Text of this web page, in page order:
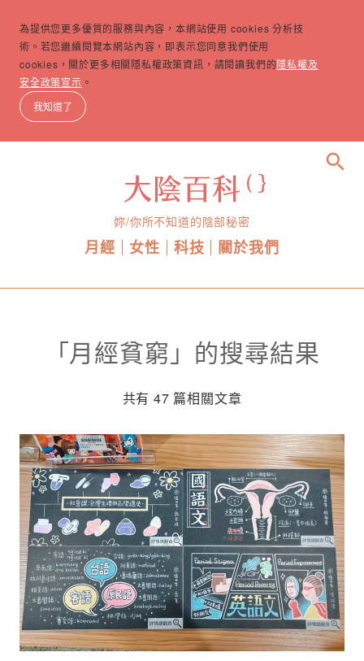
為提供您更多優質的服務與內容，本網站使用 cookies 分析技
術。若您繼續閱覽本網站內容，即表示您同意我們使用
cookies，關於更多相關隱私權政策資訊，請閱讀我們的隱私權及
安全政策宣示 。
我知道了
妳/你所不知道的陰部秘密
月經 女性 科技 關於我們
search
「月經貧窮」的搜尋結果
共有 47 篇相關文章